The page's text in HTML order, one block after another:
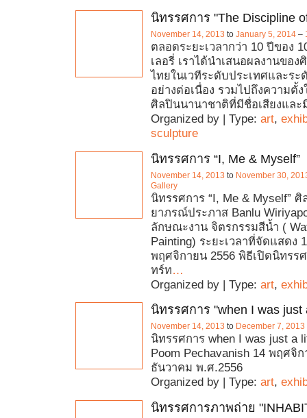
นิทรรศการ "The Discipline
November 14, 2013 to January 5, 2014 –
ตลอดระยะเวลากว่า 10 ปีของ
เลอรี่ เราได้นำเสนอผลงานขอ
ไทยในเวทีระดับประเทศและร
อย่างต่อเนื่อง รวมไปถึงความตั้ง
ศิลปินนานาชาติที่มีชื่อเสียงและ
Organized by | Type: art,
sculpture
นิทรรศการ “I, Me & Myself”
November 14, 2013 to November 30,
Gallery
นิทรรศการ “I, Me & Myself”
ยาภรณ์ประภาส Banlu
ลักษณะงาน จิตรกรรมสีน้ำ (
Painting) ระยะเวลาที่จัดแสดง
พฤศจิกายน 2556 พิธีเปิดนิทรร
ทร์ท…
Organized by | Type: art,
นิทรรศการ "when I was just
November 14, 2013 to December 7, 2013
นิทรรศการ when I was just a
Poom Pechavanish 14 พฤศจิ
ธันวาคม พ.ศ.2556
Organized by | Type: art,
นิทรรศการภาพถ่าย